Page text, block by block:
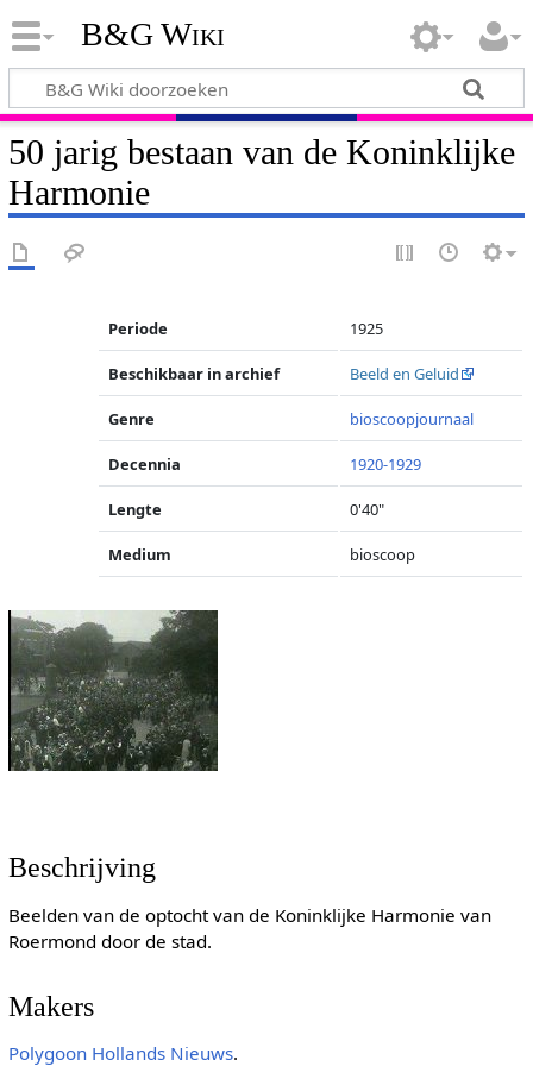
B&G Wiki
50 jarig bestaan van de Koninklijke
Harmonie
Periode 1925
Beschikbaar in archief Beeld en Geluid
Genre bioscoopjournaal
Decennia 1920-1929
Lengte 0'40"
Medium bioscoop
Beschrijving
Beelden van de optocht van de Koninklijke Harmonie van
Roermond door de stad.
Makers
Polygoon Hollands Nieuws.